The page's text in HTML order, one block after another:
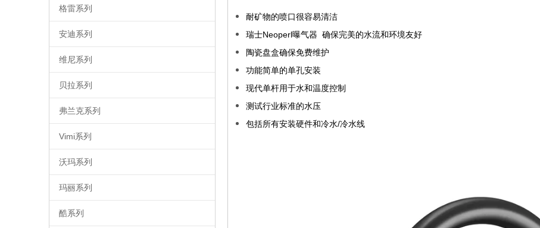
格雷系列
安迪系列
维尼系列
贝拉系列
弗兰克系列
Vimi系列
沃玛系列
玛丽系列
酷系列
耐矿物的喷口很容易清洁
瑞士Neoperl曝气器 确保完美的水流和环境友好
陶瓷盘盒确保免费维护
功能简单的单孔安装
现代单杆用于水和温度控制
测试行业标准的水压
包括所有安装硬件和冷水/冷水线